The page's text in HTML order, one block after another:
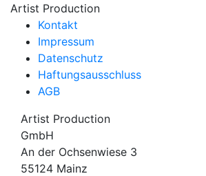
Artist Production
Kontakt
Impressum
Datenschutz
Haftungsausschluss
AGB
Artist Production
GmbH
An der Ochsenwiese 3
55124 Mainz